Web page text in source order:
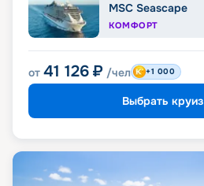
MSC Seascape
КОМФОРТ
от 41 126 ₽ /чел +1 000
Выбрать круиз